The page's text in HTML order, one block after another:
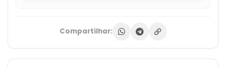
Compartilhar: